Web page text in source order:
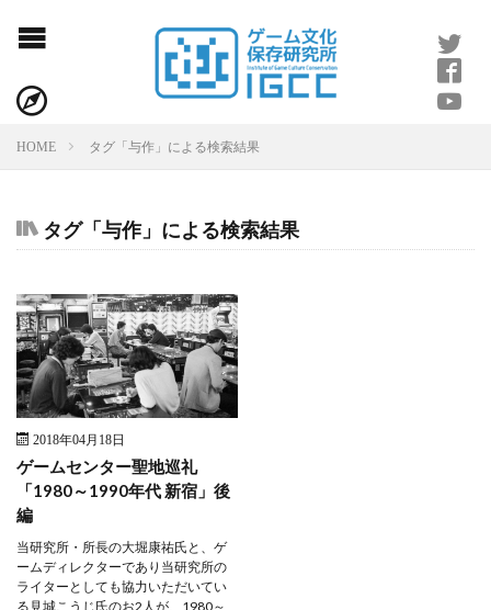
会社概要
IGCCとは
寄稿のお願い
お問い合わせ
利用規約
プライバシーポリシー
ライター紹介
HOME タグ「与作」による検索結果
タグ「与作」による検索結果
2018年04月18日
ゲームセンター聖地巡礼
「1980～1990年代 新宿」後
編
当研究所・所長の大堀康祐氏と、ゲ
ームディレクターであり当研究所の
ライターとしても協力いただいてい
る見城こうじ氏のお2人が、1980～